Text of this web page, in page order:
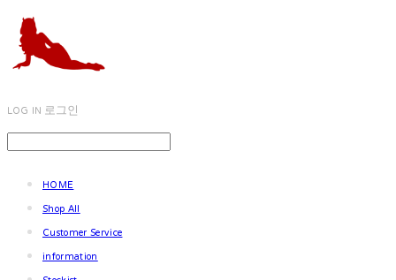
LOG IN로그인
HOME
Shop All
Customer Service
information